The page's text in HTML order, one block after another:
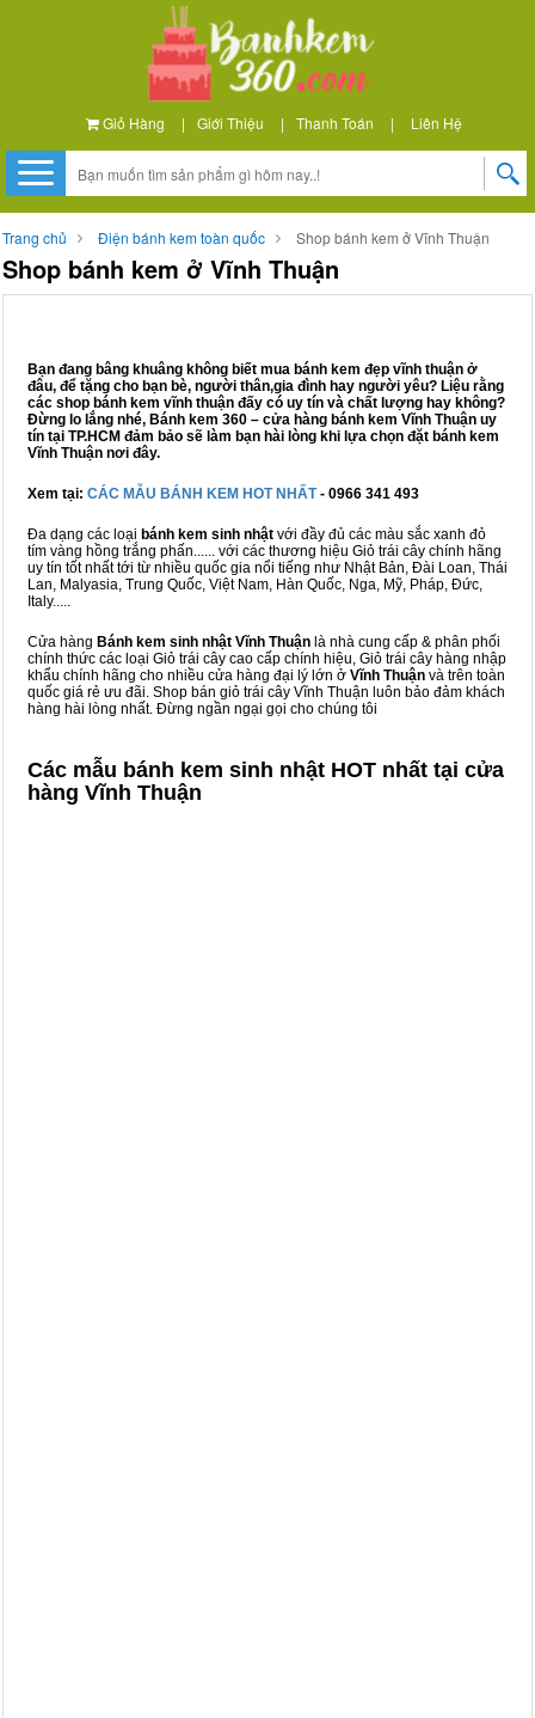
Giỏ Hàng | Giới Thiệu | Thanh Toán | Liên Hệ
Trang chủ Điện bánh kem toàn quốc Shop bánh kem ở Vĩnh Thuận
Shop bánh kem ở Vĩnh Thuận
Bạn đang bâng khuâng không biết mua bánh kem đẹp vĩnh thuận ở
đâu, để tặng cho bạn bè, người thân,gia đình hay người yêu? Liệu rằng
các shop bánh kem vĩnh thuận đấy có uy tín và chất lượng hay không?
Đừng lo lắng nhé, Bánh kem 360 – cửa hàng bánh kem Vĩnh Thuận uy
tín tại TP.HCM đảm bảo sẽ làm bạn hài lòng khi lựa chọn đặt bánh kem
Vĩnh Thuận nơi đây.
Xem tại: CÁC MẪU BÁNH KEM HOT NHẤT- 0966 341 493
Đa dạng các loại bánh kem sinh nhật với đầy đủ các màu sắc xanh đỏ
tím vàng hồng trắng phấn...... với các thương hiệu Giỏ trái cây chính hãng
uy tín tốt nhất tới từ nhiều quốc gia nổi tiếng như Nhật Bản, Đài Loan, Thái
Lan, Malyasia, Trung Quốc, Việt Nam, Hàn Quốc, Nga, Mỹ, Pháp, Đức,
Italy.....
Cửa hàng Bánh kem sinh nhật Vĩnh Thuận là nhà cung cấp & phân phối
chính thức các loại Giỏ trái cây cao cấp chính hiệu, Giỏ trái cây hàng nhập
khẩu chính hãng cho nhiều cửa hàng đại lý lớn ở Vĩnh Thuận và trên toàn
quốc giá rẻ ưu đãi. Shop bán giỏ trái cây Vĩnh Thuận luôn bảo đảm khách
hàng hài lòng nhất. Đừng ngần ngại gọi cho chúng tôi
Các mẫu bánh kem sinh nhật HOT nhất tại cửa
hàng Vĩnh Thuận